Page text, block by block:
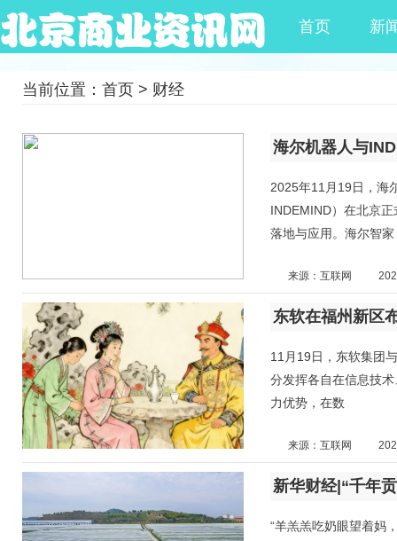
首页 新
当前位置： 首页 > 财经
2025年11月19日，海
INDEMIND）在北京
落地与应用。海尔智家
来源：互联网
东软在福州新区
11月19日，东软集团
分发挥各自在信息技
力优势，在数
来源：互联网
新华财经|“千年
“羊羔羔吃奶眼望着妈